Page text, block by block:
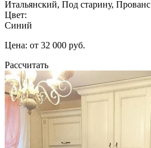
Итальянский, Под старину, Прованс
Цвет:
Синий
Цена: от 32 000 руб.
Рассчитать